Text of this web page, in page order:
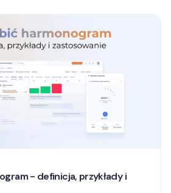
- definicja, przykłady i